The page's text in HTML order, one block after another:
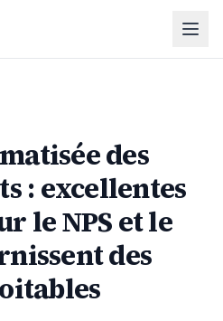
des
: excellentes
le NPS et le
des